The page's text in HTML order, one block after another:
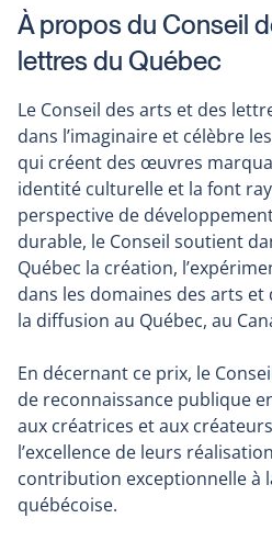
À propos du Conseil
lettres du Québec
Le Conseil des arts et des
dans l’imaginaire et célèbre
qui créent des œuvres
identité culturelle et la font
perspective de
durable, le Conseil soutient
Québec la création,
dans les domaines des arts
la diffusion au Québec, au
En décernant ce prix, le
de reconnaissance publique
aux créatrices et aux
l’excellence de leurs
contribution exceptionnelle à
québécoise.